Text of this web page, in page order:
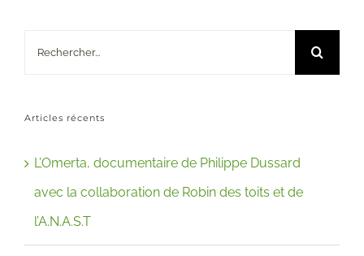
Articles récents
L’Omerta, documentaire de Philippe Dussard
avec la collaboration de Robin des toits et de
l’A.N.A.S.T